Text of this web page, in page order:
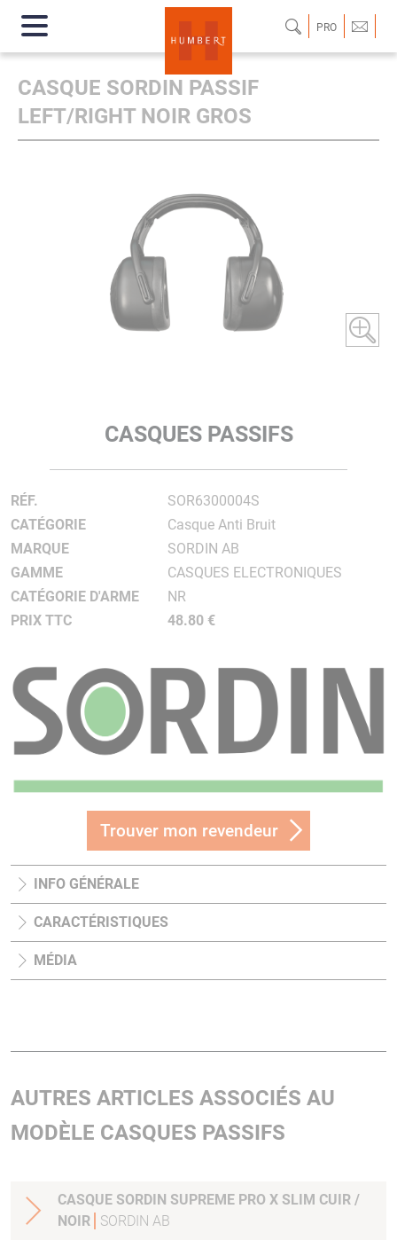
PRO
CASQUE SORDIN PASSIF
LEFT/RIGHT NOIR GROS
CASQUES PASSIFS
RÉF.
SOR6300004S
CATÉGORIE
Casque Anti Bruit
MARQUE
SORDIN AB
GAMME
CASQUES ELECTRONIQUES
CATÉGORIE D'ARME
NR
PRIX TTC
48.80 €
Trouver mon revendeur
INFO GÉNÉRALE
CARACTÉRISTIQUES
MÉDIA
AUTRES ARTICLES ASSOCIÉS AU
MODÈLE CASQUES PASSIFS
CASQUE SORDIN SUPREME PRO X SLIM CUIR /
NOIR
SORDIN AB